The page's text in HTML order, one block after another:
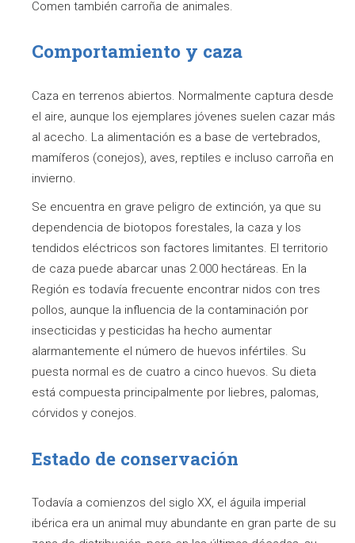
Comen también carroña de animales.
Comportamiento y caza
Caza en terrenos abiertos. Normalmente captura desde
el aire, aunque los ejemplares jóvenes suelen cazar más
al acecho. La alimentación es a base de vertebrados,
mamíferos (conejos), aves, reptiles e incluso carroña en
invierno.
Se encuentra en grave peligro de extinción, ya que su
dependencia de biotopos forestales, la caza y los
tendidos eléctricos son factores limitantes. El territorio
de caza puede abarcar unas 2.000 hectáreas. En la
Región es todavía frecuente encontrar nidos con tres
pollos, aunque la influencia de la contaminación por
insecticidas y pesticidas ha hecho aumentar
alarmantemente el número de huevos infértiles. Su
puesta normal es de cuatro a cinco huevos. Su dieta
está compuesta principalmente por liebres, palomas,
córvidos y conejos.
Estado de conservación
Todavía a comienzos del siglo XX, el águila imperial
ibérica era un animal muy abundante en gran parte de su